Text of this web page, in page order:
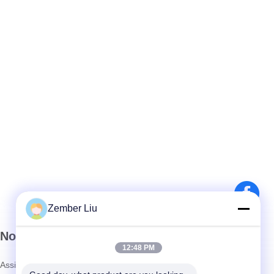
Nosso boletim informativo
Assine nossa newsletter para descontos e muito mais.
Zember Liu
12:48 PM